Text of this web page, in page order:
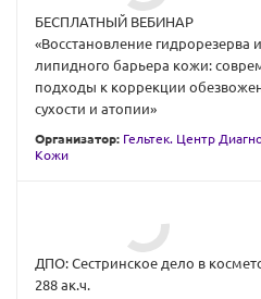
БЕСПЛАТНЫЙ ВЕБИНАР
«Восстановление гидрорезерва и
липидного барьера кожи:
подходы к коррекции
сухости и атопии»
Организатор: Гельтек. Центр
Кожи
ДПО: Сестринское дело в
288 ак.ч.